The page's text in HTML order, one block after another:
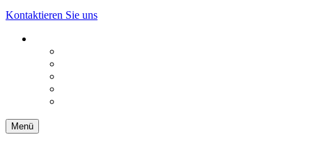
Kontaktieren Sie uns
Menü